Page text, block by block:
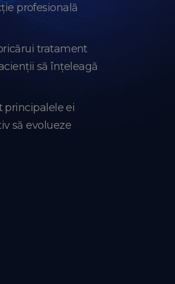
profesională
tratament
să înțeleagă
principalele ei
să evolueze